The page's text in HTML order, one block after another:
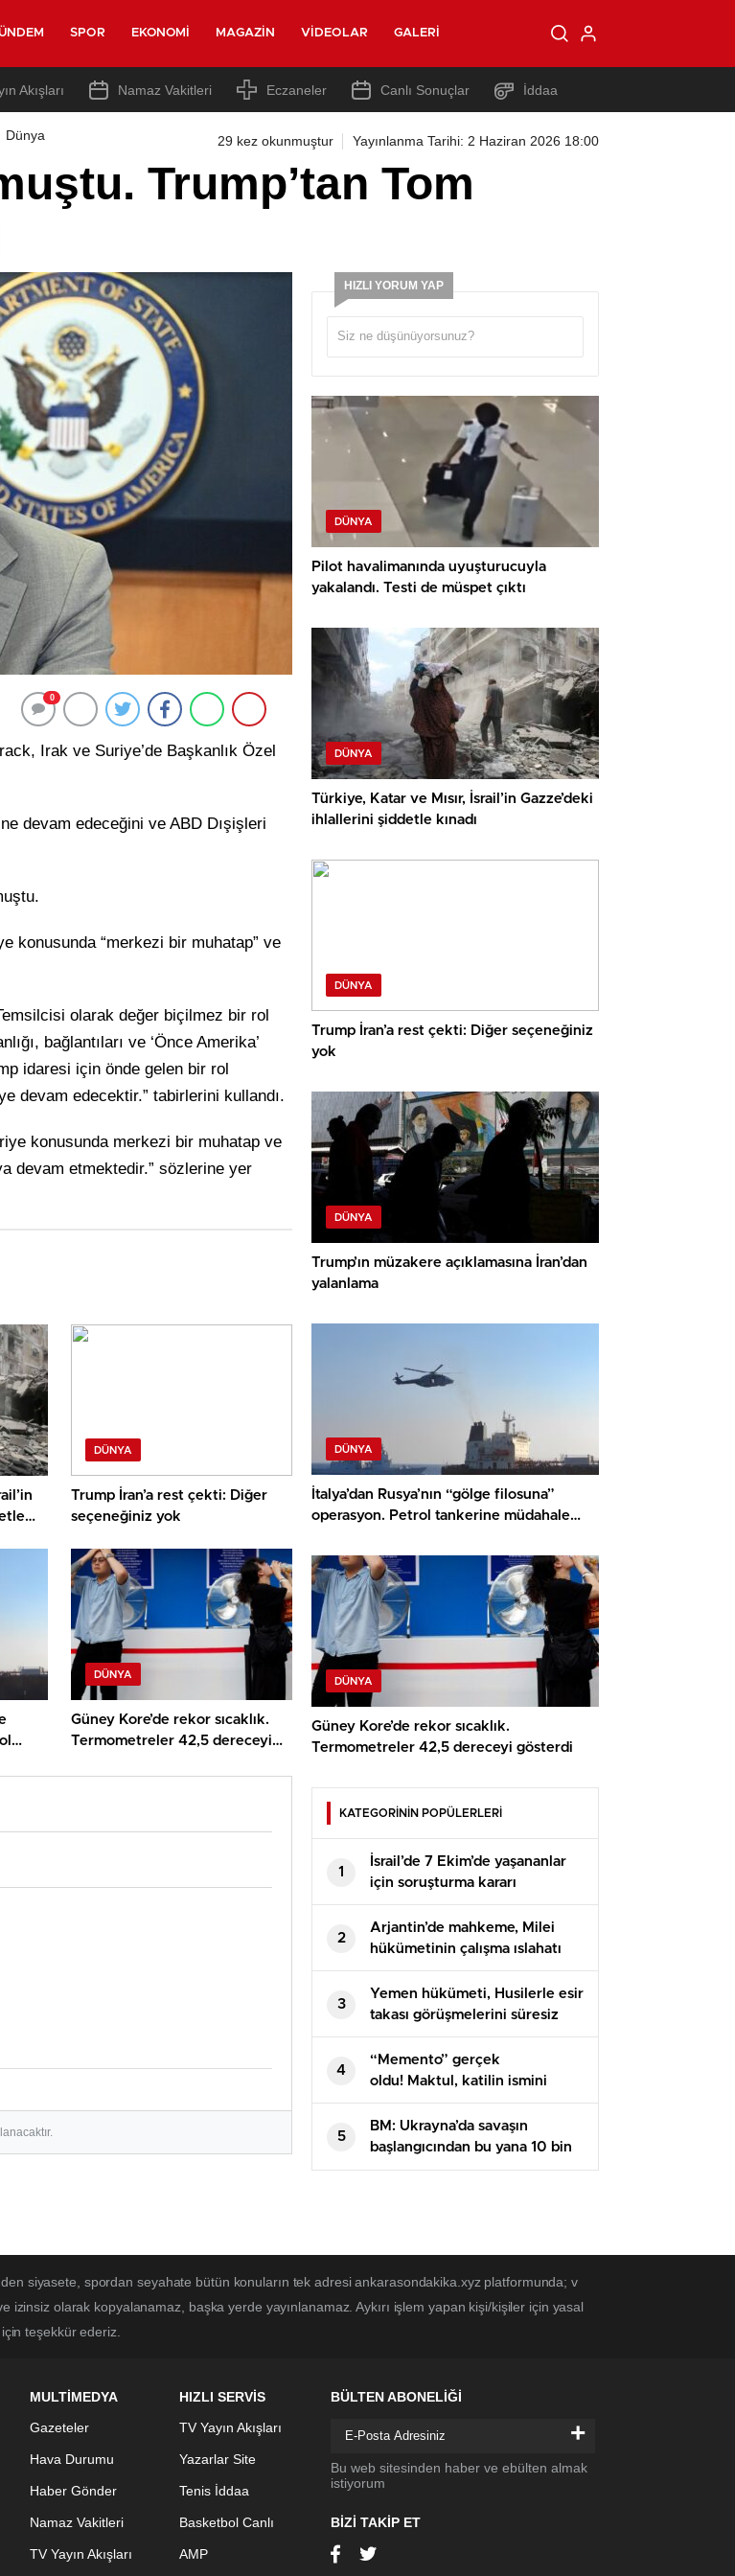
SPOR EKONOMI MAGAZIN VIDEOLAR GALERI
Akışları Namaz Vakitleri Eczaneler Canlı Sonuçlar İddaa
Dünya 29 kez okunmuştur Yayınlanma Tarihi: 2 Haziran 2026 18:00
Trump’tan Tom
0
Irak ve Suriye’de Başkanlık Özel
devam edeceğini ve ABD Dışişleri
konusunda “merkezi bir muhatap” ve
olarak değer biçilmez bir rol
bağlantıları ve ‘Önce Amerika’
idaresi için önde gelen bir rol
devam edecektir.” tabirlerini kullandı.
konusunda merkezi bir muhatap ve
devam etmektedir.” sözlerine yer
DÜNYA
Trump İran’a rest çekti: Diğer
seçeneğiniz yok
DÜNYA
Güney Kore’de rekor sıcaklık.
Termometreler 42,5 dereceyi
HIZLI YORUM YAP
DÜNYA
Pilot havalimanında uyuşturucuyla
yakalandı. Testi de müspet çıktı
DÜNYA
Türkiye, Katar ve Mısır, İsrail’in Gazze’deki
ihlallerini şiddetle kınadı
DÜNYA
Trump İran’a rest çekti: Diğer seçeneğiniz
yok
DÜNYA
Trump’ın müzakere açıklamasına İran’dan
yalanlama
DÜNYA
İtalya’dan Rusya’nın “gölge filosuna”
operasyon. Petrol tankerine müdahale
DÜNYA
Güney Kore’de rekor sıcaklık.
Termometreler 42,5 dereceyi gösterdi
KATEGORİNİN POPÜLERLERİ
1
İsrail’de 7 Ekim’de yaşananlar
için soruşturma kararı
2
Arjantin’de mahkeme, Milei
hükümetinin çalışma ıslahatı
yasasını askıya aldı
3
Yemen hükümeti, Husilerle esir
takası görüşmelerini süresiz
erteledi
4
“Memento” gerçek
oldu! Maktul, katilin ismini
dövme yaptırmış
5
BM: Ukrayna’da savaşın
başlangıcından bu yana 10 bin
sivil öldürüldü
siyasete, spordan seyahate bütün konuların tek adresi ankarasondakika.xyz platformunda; v
izinsiz olarak kopyalanamaz, başka yerde yayınlanamaz. Aykırı işlem yapan kişi/kişiler için yasal
teşekkür ederiz.
MULTİMEDYA
Gazeteler
Hava Durumu
Haber Gönder
Namaz Vakitleri
TV Yayın Akışları
HIZLI SERVİS
TV Yayın Akışları
Yazarlar Site
Tenis İddaa
Basketbol Canlı
AMP
BÜLTEN ABONELİĞİ
+
Bu web sitesinden haber ve ebülten almak
istiyorum
BİZİ TAKİP ET